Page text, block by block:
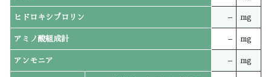
ヒドロキシプロリン – mg
アミノ酸組成計 – mg
アンモニア – mg